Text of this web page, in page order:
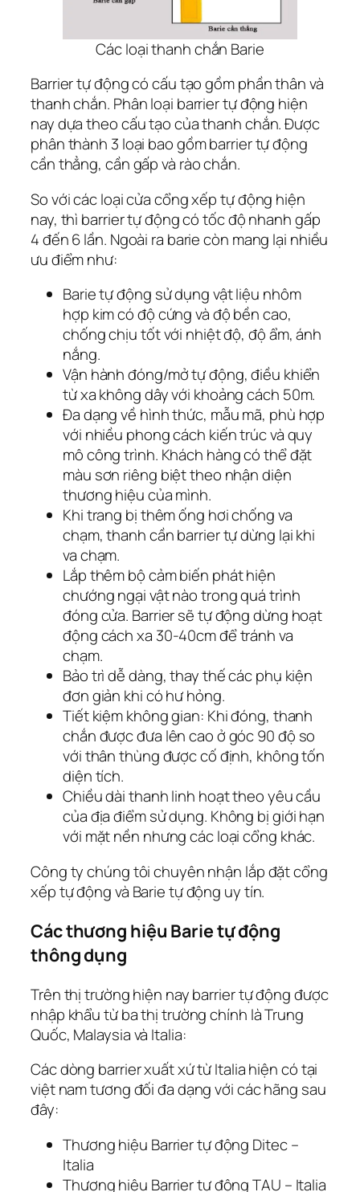
Các loại thanh chắn Barie
Barrier tự động có cấu tạo gồm phần thân và
thanh chắn. Phân loại barrier tự động hiện
nay dựa theo cấu tạo của thanh chắn. Được
phân thành 3 loại bao gồm barrier tự động
cần thẳng, cần gấp và rào chắn.
So với các loại cửa cổng xếp tự động hiện
nay, thì barrier tự động có tốc độ nhanh gấp
4 đến 6 lần. Ngoài ra barie còn mang lại nhiều
ưu điểm như:
Barie tự động sử dụng vật liệu nhôm
hợp kim có độ cứng và độ bền cao,
chống chịu tốt với nhiệt độ, độ ẩm, ánh
nắng.
Vận hành đóng/mở tự động, điều khiển
từ xa không dây với khoảng cách 50m.
Đa dạng về hình thức, mẫu mã, phù hợp
với nhiều phong cách kiến trúc và quy
mô công trình. Khách hàng có thể đặt
màu sơn riêng biệt theo nhận diện
thương hiệu của mình.
Khi trang bị thêm ống hơi chống va
chạm, thanh cần barrier tự dừng lại khi
va chạm.
Lắp thêm bộ cảm biến phát hiện
chướng ngại vật nào trong quá trình
đóng cửa. Barrier sẽ tự động dừng hoạt
động cách xa 30-40cm để tránh va
chạm.
Bảo trì dễ dàng, thay thế các phụ kiện
đơn giản khi có hư hỏng.
Tiết kiệm không gian: Khi đóng, thanh
chắn được đưa lên cao ở góc 90 độ so
với thân thùng được cố định, không tốn
diện tích.
Chiều dài thanh linh hoạt theo yêu cầu
của địa điểm sử dụng. Không bị giới hạn
với mặt nền nhưng các loại cổng khác.
Công ty chúng tôi chuyên nhận lắp đặt cổng
xếp tự động và Barie tự động uy tín.
Các thương hiệu Barie tự động
thông dụng
Trên thị trường hiện nay barrier tự động được
nhập khẩu từ ba thị trường chính là Trung
Quốc, Malaysia và Italia:
Các dòng barrier xuất xứ từ Italia hiện có tại
việt nam tương đối đa dạng với các hãng sau
đây:
Thương hiệu Barrier tự động Ditec –
Italia
Thương hiệu Barrier tự động TAU – Italia